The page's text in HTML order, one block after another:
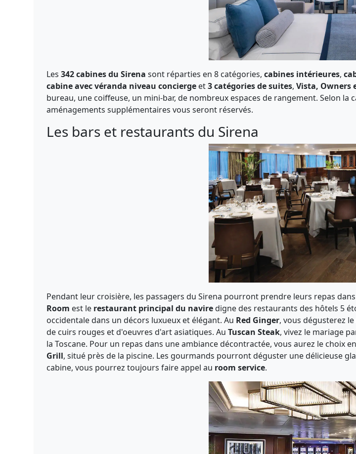
Les342 cabines du Sirena sont réparties en 8 catégories,cabines intérieures,
cabine avec véranda niveau concierge et3 catégories de suites,Vista, Owners
bureau, une coiffeuse, un mini-bar, de nombreux espaces de rangement. Selon
aménagements supplémentaires vous seront réservés.
Les bars et restaurants du Sirena
Pendant leur croisière, les passagers du Sirena pourront prendre leurs repas
Room est le restaurant principal du naviredigne des restaurants des hôtels 5
occidentale dans un décors luxueux et élégant. Au Red Ginger, vous dégusterez
de cuirs rouges et d'oeuvres d'art asiatiques. AuTuscan Steak, vivez le mariage
la Toscane. Pour un repas dans une ambiance décontractée, vous aurez le choix
Grill, situé près de la piscine. Les gourmands pourront déguster une délicieuse
cabine, vous pourrez toujours faire appel au room service.